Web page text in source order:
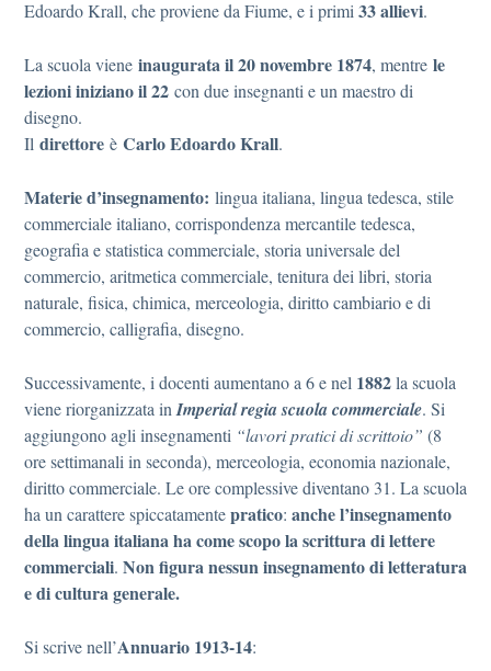
Edoardo Krall, che proviene da Fiume, e i primi 33 allievi.
La scuola viene inaugurata il 20 novembre 1874, mentre le
lezioni iniziano il 22 con due insegnanti e un maestro di
disegno.
Il direttore è Carlo Edoardo Krall.
Materie d’insegnamento: lingua italiana, lingua tedesca, stile
commerciale italiano, corrispondenza mercantile tedesca,
geografia e statistica commerciale, storia universale del
commercio, aritmetica commerciale, tenitura dei libri, storia
naturale, fisica, chimica, merceologia, diritto cambiario e di
commercio, calligrafia, disegno.
Successivamente, i docenti aumentano a 6 e nel 1882la scuola
viene riorganizzata in Imperial regia scuola commerciale. Si
aggiungono agli insegnamenti “lavori pratici di scrittoio” (8
ore settimanali in seconda), merceologia, economia nazionale,
diritto commerciale. Le ore complessive diventano 31. La scuola
ha un carattere spiccatamentepratico: anche l’insegnamento
della lingua italiana ha come scopo la scrittura di lettere
commerciali. Non figura nessun insegnamento di letteratura
e di cultura generale.
Si scrive nell’Annuario 1913-14: